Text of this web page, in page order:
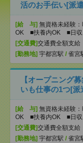
活のお手伝い[派
[給 与] 無資格未経験
OK ■扶養内OK ■日収
[交通費]交通費全額支給
[勤務地] 宇都宮駅 / 雀宮
【オープニング
いも仕事の1つ[派
[給 与] 無資格未経験
OK ■扶養内OK ■日収
[交通費]交通費全額支給
[勤務地] 宇都宮駅 / 雀宮